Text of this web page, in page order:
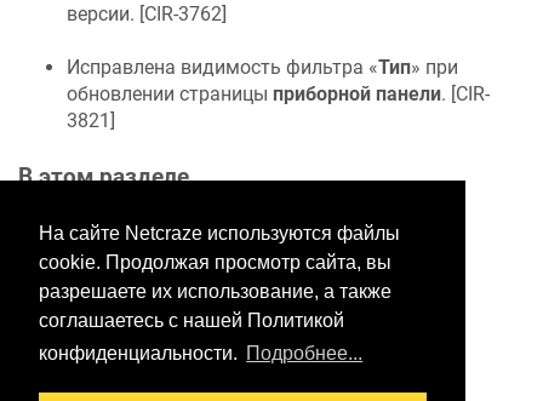
На сайте Netcraze используются файлы
cookie. Продолжая просмотр сайта, вы
разрешаете их использование, а также
соглашаетесь с нашей Политикой
конфиденциальности. Подробнее...
версии. [CIR-3762]
Исправлена видимость фильтра «Тип» при
обновлении страницы приборной панели. [CIR-
3821]
В этом разделе
Хотите оставить отзыв?
Нажмите здесь, чтобы